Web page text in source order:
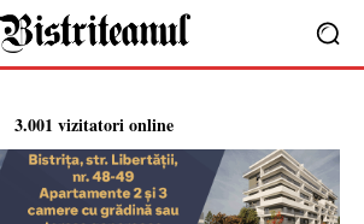
3.001 vizitatori online